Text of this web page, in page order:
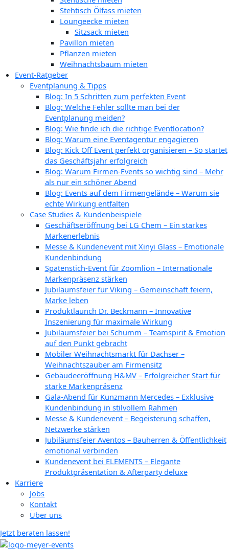
Stehtisch Ölfass mieten
Loungeecke mieten
Sitzsack mieten
Pavillon mieten
Pflanzen mieten
Weihnachtsbaum mieten
Event-Ratgeber
Eventplanung & Tipps
Blog: In 5 Schritten zum perfekten Event
Blog: Welche Fehler sollte man bei der
Eventplanung meiden?
Blog: Wie finde ich die richtige Eventlocation?
Blog: Warum eine Eventagentur engagieren
Blog: Kick Off Event perfekt organisieren – So startet
das Geschäftsjahr erfolgreich
Blog: Warum Firmen-Events so wichtig sind – Mehr
als nur ein schöner Abend
Blog: Events auf dem Firmengelände – Warum sie
echte Wirkung entfalten
Case Studies & Kundenbeispiele
Geschäftseröffnung bei LG Chem – Ein starkes
Markenerlebnis
Messe & Kundenevent mit Xinyi Glass – Emotionale
Kundenbindung
Spatenstich-Event für Zoomlion – Internationale
Markenpräsenz stärken
Jubiläumsfeier für Viking – Gemeinschaft feiern,
Marke leben
Produktlaunch Dr. Beckmann – Innovative
Inszenierung für maximale Wirkung
Jubiläumsfeier bei Schumm – Teamspirit & Emotion
auf den Punkt gebracht
Mobiler Weihnachtsmarkt für Dachser –
Weihnachtszauber am Firmensitz
Gebäudeeröffnung H&MV – Erfolgreicher Start für
starke Markenpräsenz
Gala-Abend für Kunzmann Mercedes – Exklusive
Kundenbindung in stilvollem Rahmen
Messe & Kundenevent – Begeisterung schaffen,
Netzwerke stärken
Jubiläumsfeier Aventos – Bauherren & Öffentlichkeit
emotional verbinden
Kundenevent bei ELEMENTS – Elegante
Produktpräsentation & Afterparty deluxe
Karriere
Jobs
Kontakt
Über uns
Jetzt beraten lassen!